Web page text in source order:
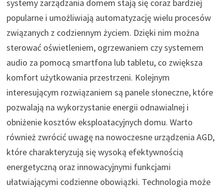
systemy zarządzania domem stają się coraz bardziej
popularne i umożliwiają automatyzację wielu procesów
związanych z codziennym życiem. Dzięki nim można
sterować oświetleniem, ogrzewaniem czy systemem
audio za pomocą smartfona lub tabletu, co zwiększa
komfort użytkowania przestrzeni. Kolejnym
interesującym rozwiązaniem są panele słoneczne, które
pozwalają na wykorzystanie energii odnawialnej i
obniżenie kosztów eksploatacyjnych domu. Warto
również zwrócić uwagę na nowoczesne urządzenia AGD,
które charakteryzują się wysoką efektywnością
energetyczną oraz innowacyjnymi funkcjami
ułatwiającymi codzienne obowiązki. Technologia może